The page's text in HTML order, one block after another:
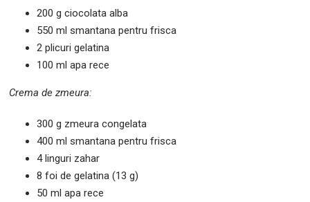
200 g ciocolata alba
550 ml smantana pentru frisca
2 plicuri gelatina
100 ml apa rece
Crema de zmeura:
300 g zmeura congelata
400 ml smantana pentru frisca
4 linguri zahar
8 foi de gelatina (13 g)
50 ml apa rece